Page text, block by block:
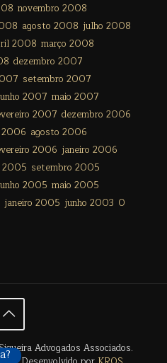
novembro 2008
agosto 2008 julho 2008
2008 março 2008
dezembro 2007
setembro 2007
2007 maio 2007
2007 dezembro 2006
2006 agosto 2006
2006 janeiro 2006
2005 setembro 2005
2005 maio 2005
janeiro 2005 junho 2003 0
Advogados Associados.